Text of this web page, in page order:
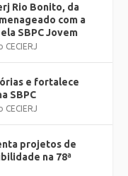
Rio Bonito, da
com a
SBPC Jovem
CECIERJ
e fortalece
SBPC
CECIERJ
projetos de
na 78ª